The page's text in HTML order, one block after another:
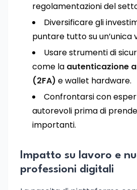
regolamentazioni del
Diversificare gli
puntare tutto su un’unica
Usare strumenti di
come la autenticazione
(2FA) e wallet hardware.
Confrontarsi con
autorevoli prima di
importanti.
Impatto su lavoro e
professioni digitali